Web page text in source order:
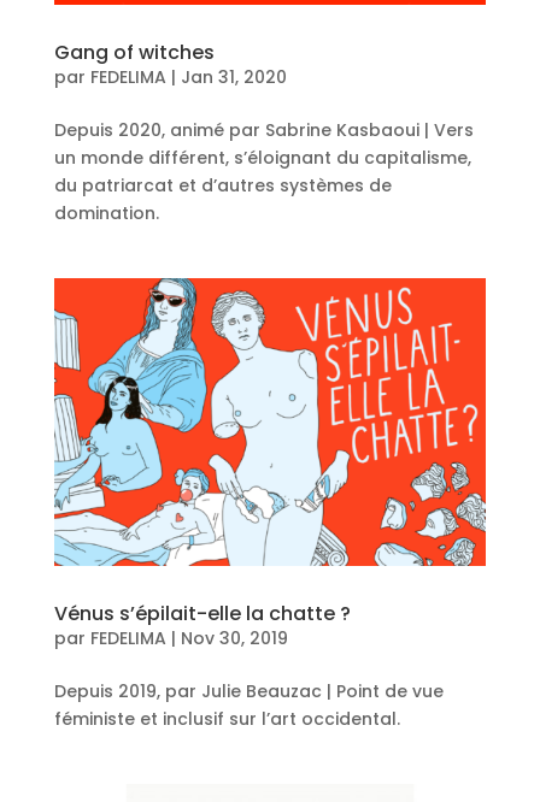
Gang of witches
par FEDELIMA | Jan 31, 2020
Depuis 2020, animé par Sabrine Kasbaoui | Vers
un monde différent, s’éloignant du capitalisme,
du patriarcat et d’autres systèmes de
domination.
Vénus s’épilait-elle la chatte ?
par FEDELIMA | Nov 30, 2019
Depuis 2019, par Julie Beauzac | Point de vue
féministe et inclusif sur l’art occidental.